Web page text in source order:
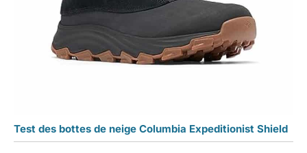
Test des bottes de neige Columbia Expeditionist Shield